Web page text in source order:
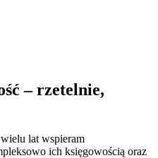
– rzetelnie,
lat wspieram
ich księgowością oraz